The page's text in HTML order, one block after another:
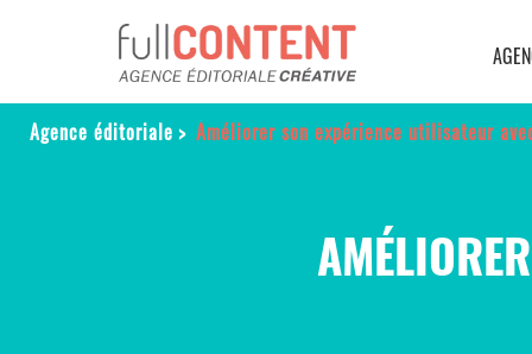
Agence éditoriale > Améliorer son expérience utilisateur